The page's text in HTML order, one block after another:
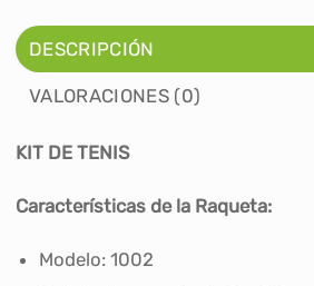
DESCRIPCIÓN
VALORACIONES (0)
KIT DE TENIS
Características de la Raqueta:
Modelo: 1002